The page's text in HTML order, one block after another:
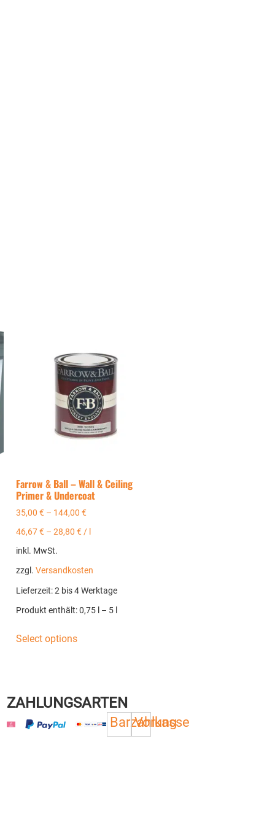
Farrow & Ball – Wall & Ceiling
Primer & Undercoat
35,00€ – 144,00€
46,67€ –28,80€ /
inkl. MwSt.
zzgl.Versandkosten
Lieferzeit:2 bis 4 Werktage
Produkt enthält: 0,75 – 5
Select options
ZAHLUNGSARTEN
Barzahlung
Vorkasse